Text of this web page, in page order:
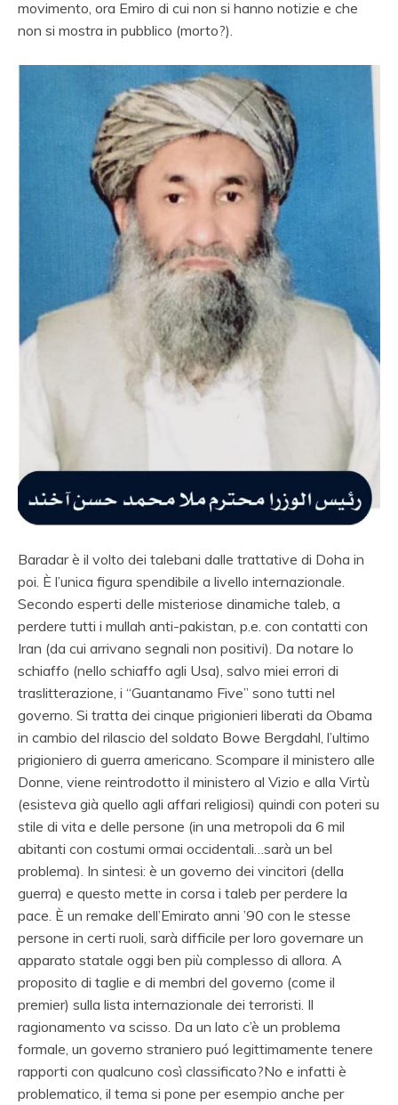
movimento, ora Emiro di cui non si hanno notizie e che
non si mostra in pubblico (morto?).
Baradar è il volto dei talebani dalle trattative di Doha in
poi. È l’unica figura spendibile a livello internazionale.
Secondo esperti delle misteriose dinamiche taleb, a
perdere tutti i mullah anti-pakistan, p.e. con contatti con
Iran (da cui arrivano segnali non positivi). Da notare lo
schiaffo (nello schiaffo agli Usa), salvo miei errori di
traslitterazione, i “Guantanamo Five” sono tutti nel
governo. Si tratta dei cinque prigionieri liberati da Obama
in cambio del rilascio del soldato Bowe Bergdahl, l’ultimo
prigioniero di guerra americano. Scompare il ministero alle
Donne, viene reintrodotto il ministero al Vizio e alla Virtù
(esisteva già quello agli affari religiosi) quindi con poteri su
stile di vita e delle persone (in una metropoli da 6 mil
abitanti con costumi ormai occidentali…sarà un bel
problema). In sintesi: è un governo dei vincitori (della
guerra) e questo mette in corsa i taleb per perdere la
pace. È un remake dell’Emirato anni ’90 con le stesse
persone in certi ruoli, sarà difficile per loro governare un
apparato statale oggi ben più complesso di allora. A
proposito di taglie e di membri del governo (come il
premier) sulla lista internazionale dei terroristi. Il
ragionamento va scisso. Da un lato c’è un problema
formale, un governo straniero puó legittimamente tenere
rapporti con qualcuno così classificato?No e infatti è
problematico, il tema si pone per esempio anche per